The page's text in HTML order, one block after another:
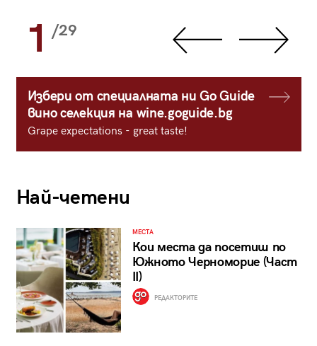
1 /29
Избери от специалната ни Go Guide
вино селекция на wine.goguide.bg
Grape expectations - great taste!
Най-четени
МЕСТА
Кои места да посетиш по
Южното Черноморие (Част
II)
РЕДАКТОРИТЕ